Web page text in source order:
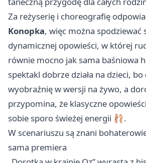
Za reżyserię i choreografię
Konopka, więc można spodziewać
dynamicznej opowieści, w której
równie mocno jak sama baśniowa
spektakl dobrze działa na dzieci, bo
wyobraźnię w wersji na żywo, a
przypomina, że klasyczne
sobie sporo świeżej energii 🩰.
W scenariuszu są znani
sama premiera